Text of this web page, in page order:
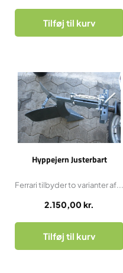
Tilføj til kurv
Hyppejern Justerbart
2.150,00 kr.
Ferrari tilbyder to varianter af...
Tilføj til kurv